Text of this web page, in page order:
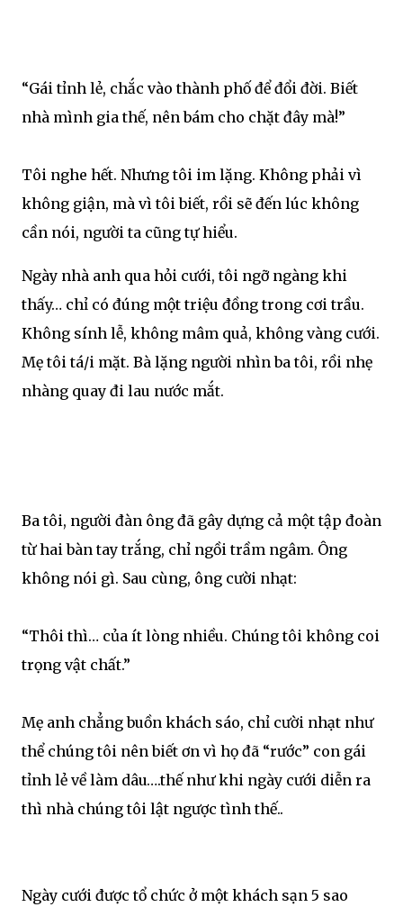
“Gái tỉnh lẻ, chắc vào thành phố để đổi đời. Biết
nhà mình gia thế, nên bám cho chặt đây mà!”
Tôi nghe hết. Nhưng tôi im lặng. Không phải vì
không giận, mà vì tôi biết, rồi sẽ đến lúc không
cần nói, người ta cũng tự hiểu.
Ngày nhà anh qua hỏi cưới, tôi ngỡ ngàng khi
thấy… chỉ có đúng một triệu đồng trong cơi trầu.
Không sính lễ, không mâm quả, không vàng cưới.
Mẹ tôi tá/i mặt. Bà lặng người nhìn ba tôi, rồi nhẹ
nhàng quay đi lau nước mắt.
Ba tôi, người đàn ông đã gây dựng cả một tập đoàn
từ hai bàn tay trắng, chỉ ngồi trầm ngâm. Ông
không nói gì. Sau cùng, ông cười nhạt:
“Thôi thì… của ít lòng nhiều. Chúng tôi không coi
trọng vật chất.”
Mẹ anh chẳng buồn khách sáo, chỉ cười nhạt như
thể chúng tôi nên biết ơn vì họ đã “rước” con gái
tỉnh lẻ về làm dâu….thế như khi ngày cưới diễn ra
thì nhà chúng tôi lật ngược tình thế..
Ngày cưới được tổ chức ở một khách sạn 5 sao